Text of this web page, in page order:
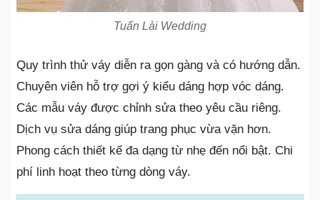
Tuấn Lài Wedding
Quy trình thử váy diễn ra gọn gàng và có hướng dẫn.
Chuyên viên hỗ trợ gợi ý kiểu dáng hợp vóc dáng.
Các mẫu váy được chỉnh sửa theo yêu cầu riêng.
Dịch vụ sửa dáng giúp trang phục vừa vặn hơn.
Phong cách thiết kế đa dạng từ nhẹ đến nổi bật. Chi
phí linh hoạt theo từng dòng váy.